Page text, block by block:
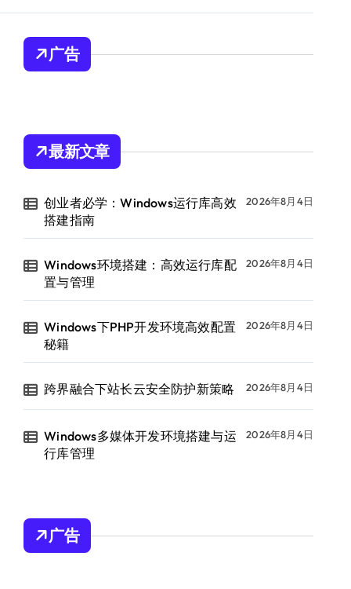
广告
最新文章
创业者必学：Windows运行库高效
搭建指南
2026年8月4日
Windows环境搭建：高效运行库配
置与管理
2026年8月4日
Windows下PHP开发环境高效配置
秘籍
2026年8月4日
跨界融合下站长云安全防护新策略 2026年8月4日
Windows多媒体开发环境搭建与运
行库管理
2026年8月4日
广告